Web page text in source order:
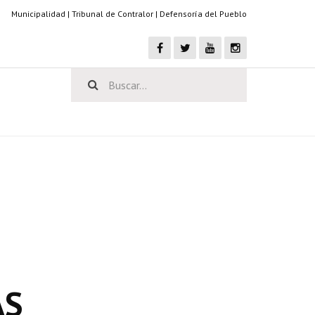
Municipalidad | Tribunal de Contralor | Defensoría del Pueblo